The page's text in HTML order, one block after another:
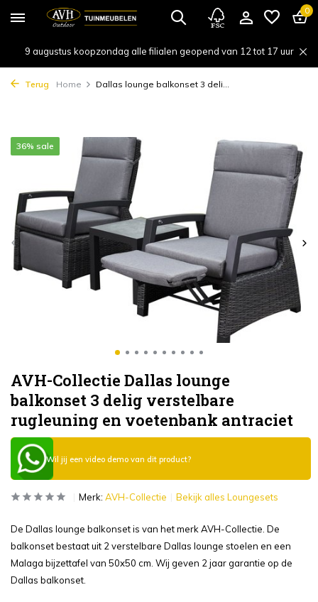
0
9 augustus koopzondag alle filialen geopend van 12 tot 17 uur
Terug Home Dallas lounge balkonset 3 deli...
AVH-Collectie Dallas lounge
balkonset 3 delig verstelbare
rugleuning en voetenbank antraciet
36% sale
Wil jij een video demo van dit product?
Merk: AVH-Collectie Bekijk alles Loungesets
De Dallas lounge balkonset is van het merk AVH-Collectie. De
balkonset bestaat uit 2 verstelbare Dallas lounge stoelen en een
Malaga bijzettafel van 50x50 cm. Wij geven 2 jaar garantie op de
Dallas balkonset.